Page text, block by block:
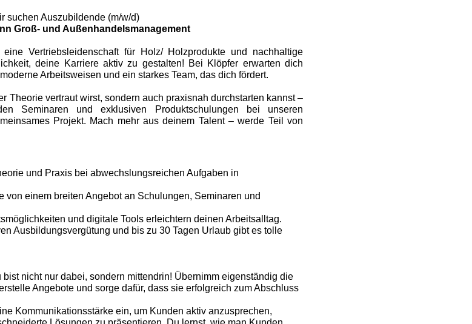
suchen Auszubildende (m/w/d)
Groß- und Außenhandelsmanagement
Vertriebsleidenschaft für Holz/ Holzprodukte und nachhaltige
deine Karriere aktiv zu gestalten! Bei Klöpfer erwarten dich
Arbeitsweisen und ein starkes Team, das dich fördert.
Theorie vertraut wirst, sondern auch praxisnah durchstarten kannst –
Seminaren und exklusiven Produktschulungen bei unseren
Projekt. Mach mehr aus deinem Talent – werde Teil von
und Praxis bei abwechslungsreichen Aufgaben in
von einem breiten Angebot an Schulungen, Seminaren und
und digitale Tools erleichtern deinen Arbeitsalltag.
Ausbildungsvergütung und bis zu 30 Tagen Urlaub gibt es tolle
bist nicht nur dabei, sondern mittendrin! Übernimm eigenständig die
Angebote und sorge dafür, dass sie erfolgreich zum Abschluss
Kommunikationsstärke ein, um Kunden aktiv anzusprechen,